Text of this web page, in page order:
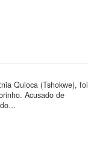
Quioca (Tshokwe), foi
Acusado de